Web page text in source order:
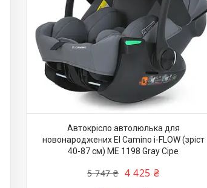
Автокрісло автолюлька для
новонароджених El Camino i-FLOW (зріст
40-87 см) ME 1198 Gray Сіре
5 747 ₴ 4 425 ₴